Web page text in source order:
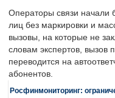
Операторы связи начали
лиц без маркировки и
вызовы, на которые не
словам экспертов, вызов
переводится на
абонентов.
Росфинмониторинг: